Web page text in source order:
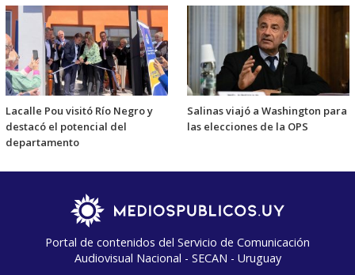
Lacalle Pou visitó Río Negro y
destacó el potencial del
departamento
Salinas viajó a Washington para
las elecciones de la OPS
Portal de contenidos del Servicio de Comunicación
Audiovisual Nacional - SECAN - Uruguay